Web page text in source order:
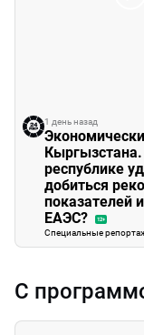
1 день назад
республике
добиться
показателей
ЕАЭС?
12+
Специальные
С